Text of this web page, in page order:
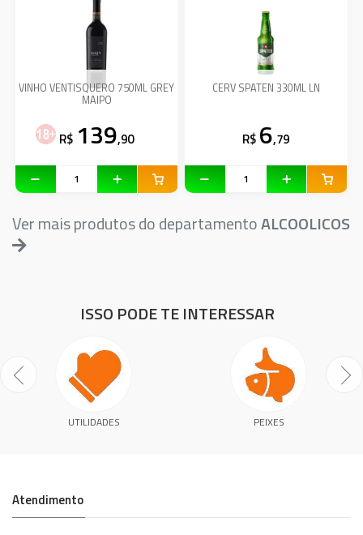
VINHO VENTISQUERO 750ML GREY
MAIPO
R$ 139,90
CERV SPATEN 330ML LN
R$ 6,79
Ver mais produtos do departamentoALCOOLICOS
ISSO PODE TE INTERESSAR
UTILIDADES PEIXES
Atendimento